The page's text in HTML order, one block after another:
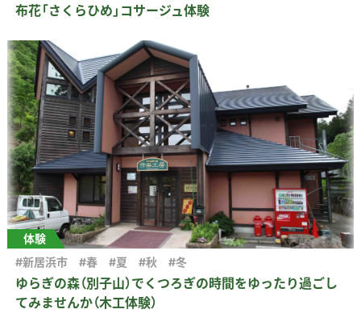
布花「さくらひめ」コサージュ体験
体験
ゆらぎの森（別子山）でくつろぎの時間をゆったり過ごし
てみませんか（木工体験）
#新居浜市 #春 #夏 #秋 #冬